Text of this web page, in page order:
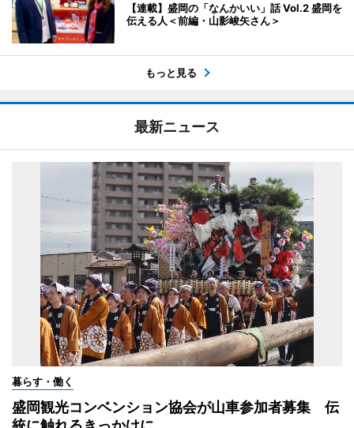
【連載】盛岡の「なんかいい」話 Vol.2 盛岡を
伝える人＜前編・山影峻矢さん＞
もっと見る
最新ニュース
暮らす・働く
盛岡観光コンベンション協会が山車参加者募集 伝